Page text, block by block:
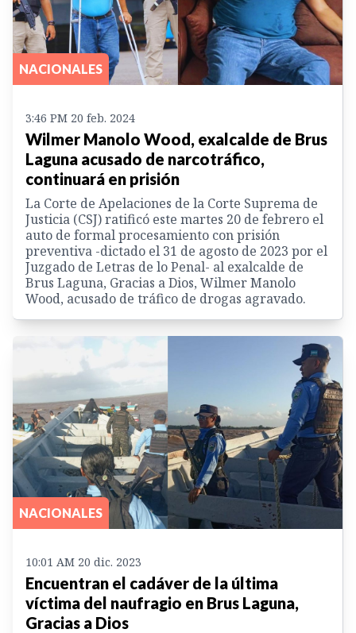
NACIONALES
3:46 PM 20 feb. 2024
Wilmer Manolo Wood, exalcalde de Brus
Laguna acusado de narcotráfico,
continuará en prisión
La Corte de Apelaciones de la Corte Suprema de
Justicia (CSJ) ratificó este martes 20 de febrero el
auto de formal procesamiento con prisión
preventiva -dictado el 31 de agosto de 2023 por el
Juzgado de Letras de lo Penal- al exalcalde de
Brus Laguna, Gracias a Dios, Wilmer Manolo
Wood, acusado de tráfico de drogas agravado.
NACIONALES
10:01 AM 20 dic. 2023
Encuentran el cadáver de la última
víctima del naufragio en Brus Laguna,
Gracias a Dios